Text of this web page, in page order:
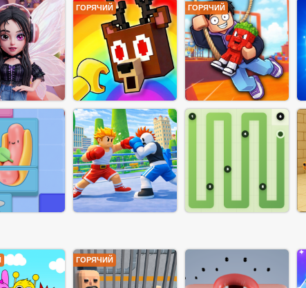
ГОРЯЧИЙ ГОРЯЧИЙ
ГОРЯЧИЙ